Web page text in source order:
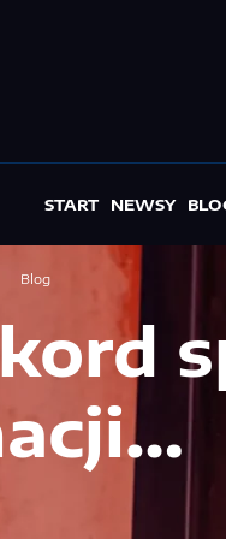
START NEWSY
Blog